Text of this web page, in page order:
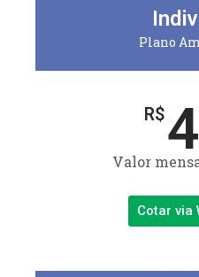
Plano
R$
Valor
Cotar via